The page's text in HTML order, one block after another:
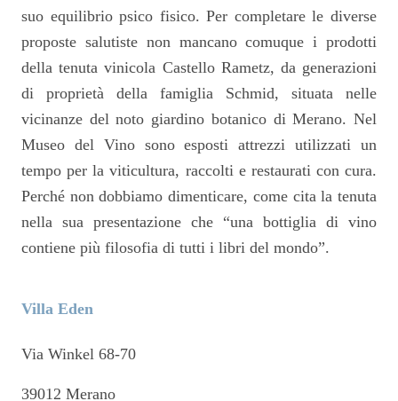
suo equilibrio psico fisico. Per completare le diverse
proposte salutiste non mancano comuque i prodotti
della tenuta vinicola Castello Rametz, da generazioni
di proprietà della famiglia Schmid, situata nelle
vicinanze del noto giardino botanico di Merano. Nel
Museo del Vino sono esposti attrezzi utilizzati un
tempo per la viticultura, raccolti e restaurati con cura.
Perché non dobbiamo dimenticare, come cita la tenuta
nella sua presentazione che “una bottiglia di vino
contiene più filosofia di tutti i libri del mondo”.
Villa Eden
Via Winkel 68-70
39012 Merano